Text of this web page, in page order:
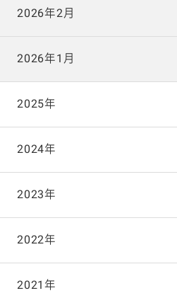
2026年2月
2026年1月
2025年
2025年12月
2025年11月
2025年10月
2025年9月
2024年
2024年12月
2024年11月
2024年10月
2023年
2023年12月
2023年11月
2022年
2022年12月
2021年